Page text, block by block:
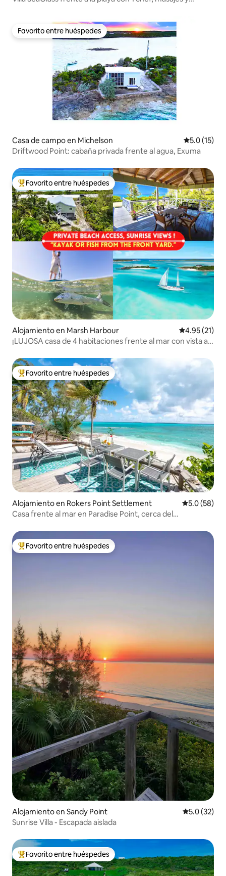
Favorito entre huéspedes
Favorito entre huéspedes
Casa de campo en Michelson Calificación
5.0 (15)
Driftwood Point: cabaña privada frente al agua, Exuma
Favorito entre huéspedes preferido
Favorito entre huéspedes
Alojamiento en Marsh Harbour Calificación
4.95 (21)
¡LUJOSA casa de 4 habitaciones frente al mar con vista al
Favorito entre huéspedes preferido
Favorito entre huéspedes
Alojamiento en Rokers Point Settlement Calificación
5.0 (58)
Casa frente al mar en Paradise Point, cerca del
Favorito entre huéspedes preferido
Favorito entre huéspedes
Alojamiento en Sandy Point Calificación
5.0 (32)
Sunrise Villa - Escapada aislada
Favorito entre huéspedes preferido
Favorito entre huéspedes